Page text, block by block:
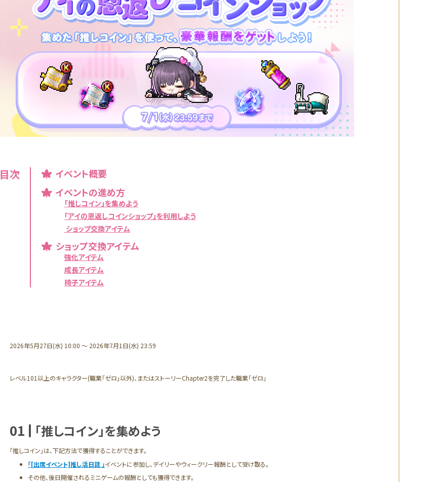
目次
イベント概要
イベントの進め方
「推しコイン」を集めよう
「アイの恩返しコインショップ」を利用しよう
ショップ交換アイテム
ショップ交換アイテム
強化アイテム
成長アイテム
椅子アイテム
イベント概
2026年5月27日(水) 10:00 ～ 2026年7月1日(水) 23:59
レベル101以上のキャラクター(職業「ゼロ」以外)、またはストーリーChapter2を完了した職業「ゼロ」
イベントの
進め方
01 「推しコイン」を集めよう
「推しコイン」は、下記方法で獲得することができます。
「[出席イベント]推し活日誌 」イベントに参加し、デイリーやウィークリー報酬として受け取る。
その他、後日開催されるミニゲームの報酬としても獲得できます。